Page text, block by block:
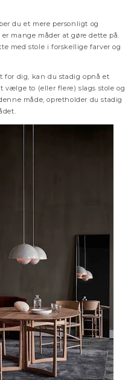
du et mere personligt og
mange måder at gøre dette på.
med stole i forskellige farver og
for dig, kan du stadig opnå et
to (eller flere) slags stole og
måde, opretholder du stadig